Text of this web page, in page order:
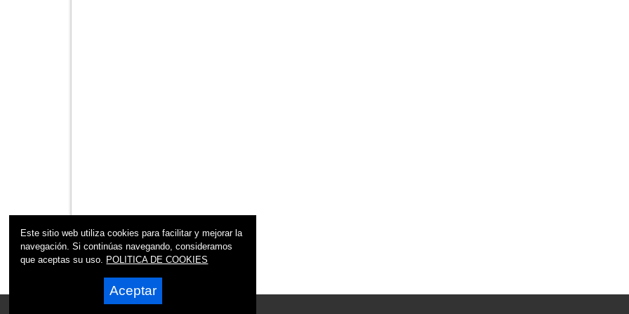
Este sitio web utiliza cookies para facilitar y mejorar la
navegación. Si continúas navegando, consideramos
que aceptas su uso. POLITICA DE COOKIES
Aceptar